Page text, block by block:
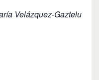
Velázquez-Gaztelu